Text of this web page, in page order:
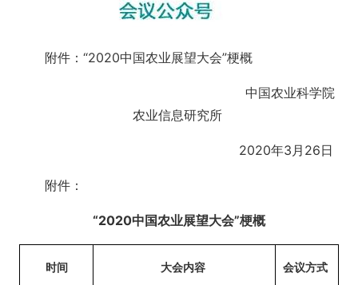
附件：“2020中国农业展望大会”梗概
中国农业科学院
农业信息研究所
2020年3月 26日
附件：
“2020中国农业展望大会”梗概
时间 大会内容 会议方式